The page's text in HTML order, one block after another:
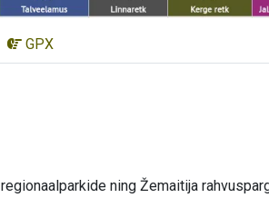
GPX
ning Žemaitija